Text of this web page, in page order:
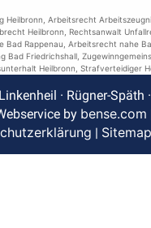
Heilbronn Arbeitsrecht
Heilbronn
Rechtsanwalt
Bad Rappenau Arbeitsrecht nahe
Bad Friedrichshall
Heilbronn Strafverteidiger
· Rügner-Späth
by bense.com
| Sitemap